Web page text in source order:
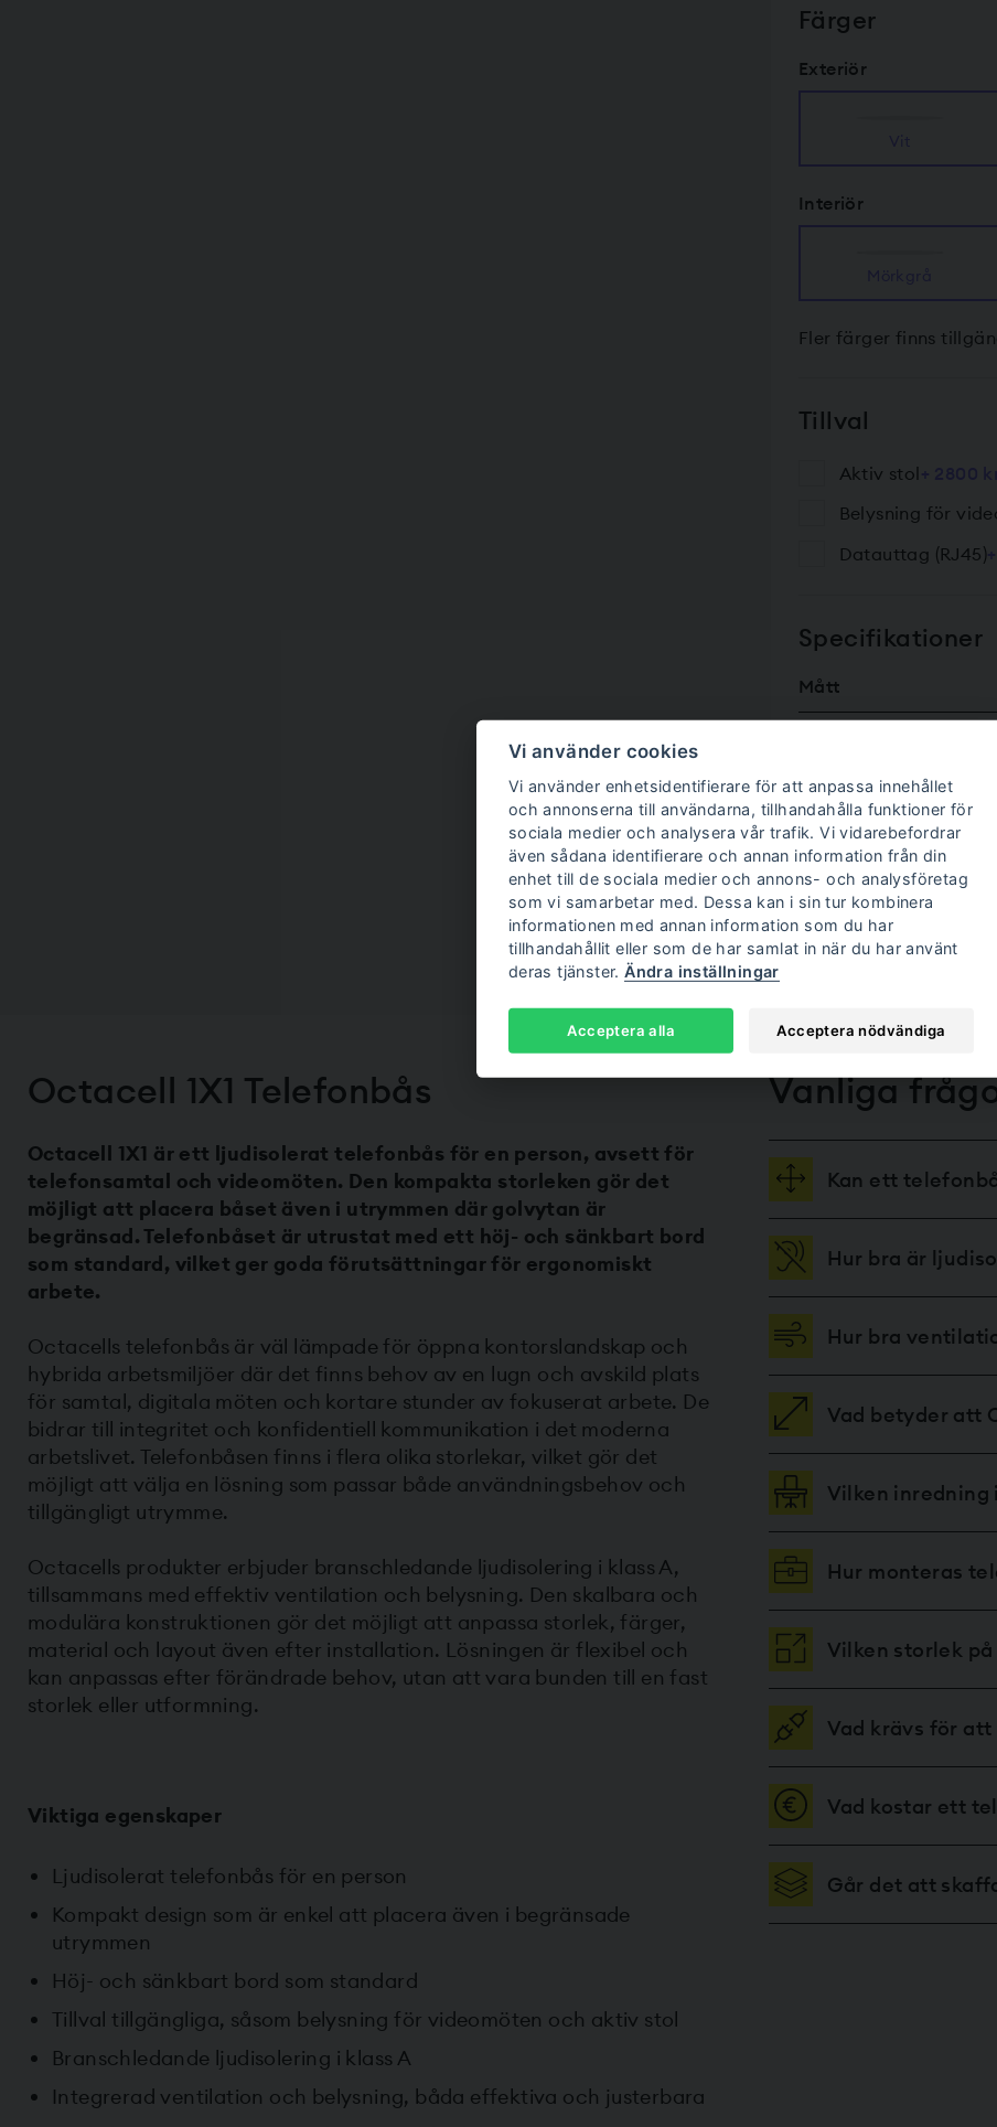
Färger
Exteriör
Interiör
Fler färger finns
Tillval
Aktiv stol + 2800
Belysning för
Datauttag (RJ45)
Specifikationer
Mått
Totalt
Montering och leverans
Installationspriset gäller
Octacell 1X1 Telefonbås
Octacell 1X1 är ett ljudisolerat telefonbås för en person, avsett för
telefonsamtal och videomöten. Den kompakta storleken gör det
möjligt att placera båset även i utrymmen där golvytan är
begränsad. Telefonbåset är utrustat med ett höj- och sänkbart bord
som standard, vilket ger goda förutsättningar för ergonomiskt
arbete.
Octacells telefonbås är väl lämpade för öppna kontorslandskap och
hybrida arbetsmiljöer där det finns behov av en lugn och avskild plats
för samtal, digitala möten och kortare stunder av fokuserat arbete. De
bidrar till integritet och konfidentiell kommunikation i det moderna
arbetslivet. Telefonbåsen finns i flera olika storlekar, vilket gör det
möjligt att välja en lösning som passar både användningsbehov och
tillgängligt utrymme.
Octacells produkter erbjuder branschledande ljudisolering i klass A,
tillsammans med effektiv ventilation och belysning. Den skalbara och
modulära konstruktionen gör det möjligt att anpassa storlek, färger,
material och layout även efter installation. Lösningen är flexibel och
kan anpassas efter förändrade behov, utan att vara bunden till en fast
storlek eller utformning.
Viktiga egenskaper
Ljudisolerat telefonbås för en person
Kompakt design som är enkel att placera även i begränsade
utrymmen
Höj- och sänkbart bord som standard
Tillval tillgängliga, såsom belysning för videomöten och aktiv stol
Branschledande ljudisolering i klass A
Integrerad ventilation och belysning, båda effektiva och justerbara
Vanliga
Kan ett
Hur bra är
Hur bra
Vad betyder att
Vilken inredning
Hur monteras
Vilken storlek
Vad krävs för
Vad kostar ett
Går det att
Vi använder cookies
Vi använder enhetsidentifierare för att anpassa innehållet
och annonserna till användarna, tillhandahålla funktioner för
sociala medier och analysera vår trafik. Vi vidarebefordrar
även sådana identifierare och annan information från din
enhet till de sociala medier och annons- och analysföretag
som vi samarbetar med. Dessa kan i sin tur kombinera
informationen med annan information som du har
tillhandahållit eller som de har samlat in när du har använt
deras tjänster.Ändra inställningar
Acceptera alla Acceptera nödvändiga